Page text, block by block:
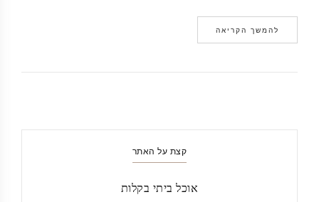
להמשך הקריאה
קצת על האתר
אוכל ביתי בקלות